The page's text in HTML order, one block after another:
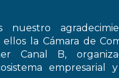
nuestro
la Cámara de
Canal B,